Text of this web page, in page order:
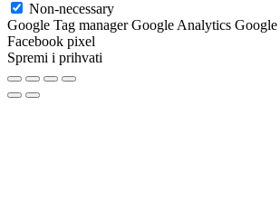
Non-necessary
Google Tag manager Google Analytics Google
Facebook pixel
Spremi i prihvati